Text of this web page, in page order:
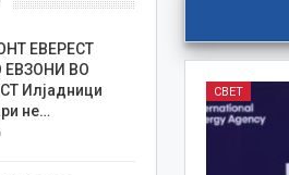
СВЕТ
ЕВЕРЕСТ
ЕВЗОНИ ВО
Илјадници
не…